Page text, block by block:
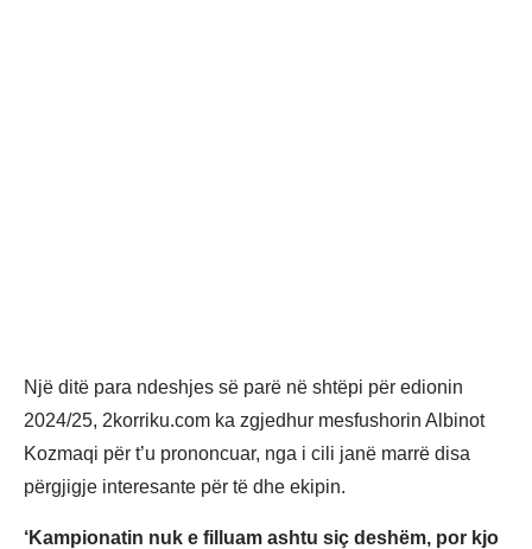
Një ditë para ndeshjes së parë në shtëpi për edionin
2024/25, 2korriku.com ka zgjedhur mesfushorin Albinot
Kozmaqi për t’u prononcuar, nga i cili janë marrë disa
përgjigje interesante për të dhe ekipin.
‘Kampionatin nuk e filluam ashtu siç deshëm, por kjo